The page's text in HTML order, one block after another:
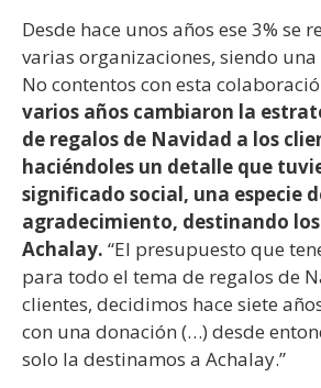
Desde hace unos años ese 3% se
varias organizaciones, siendo
No contentos con esta
varios años cambiaron la
de regalos de Navidad a los
haciéndoles un detalle que
significado social, una especie
agradecimiento, destinando
Achalay. “El presupuesto que
para todo el tema de regalos de
clientes, decidimos hace siete
con una donación (…) desde
solo la destinamos a Achalay.”